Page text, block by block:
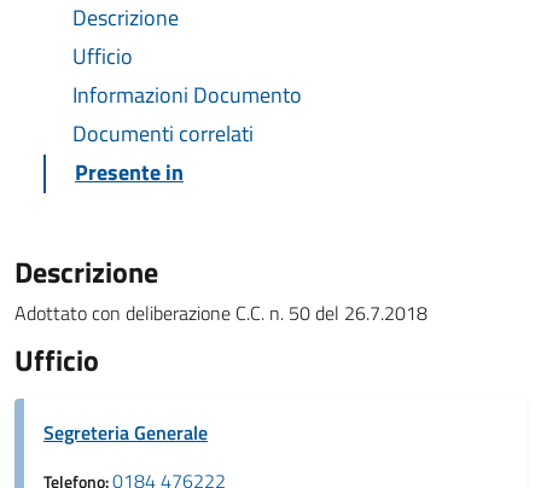
Descrizione
Ufficio
Informazioni Documento
Documenti correlati
Presente in
Descrizione
Adottato con deliberazione C.C. n. 50 del 26.7.2018
Ufficio
Segreteria Generale
Telefono:0184 476222